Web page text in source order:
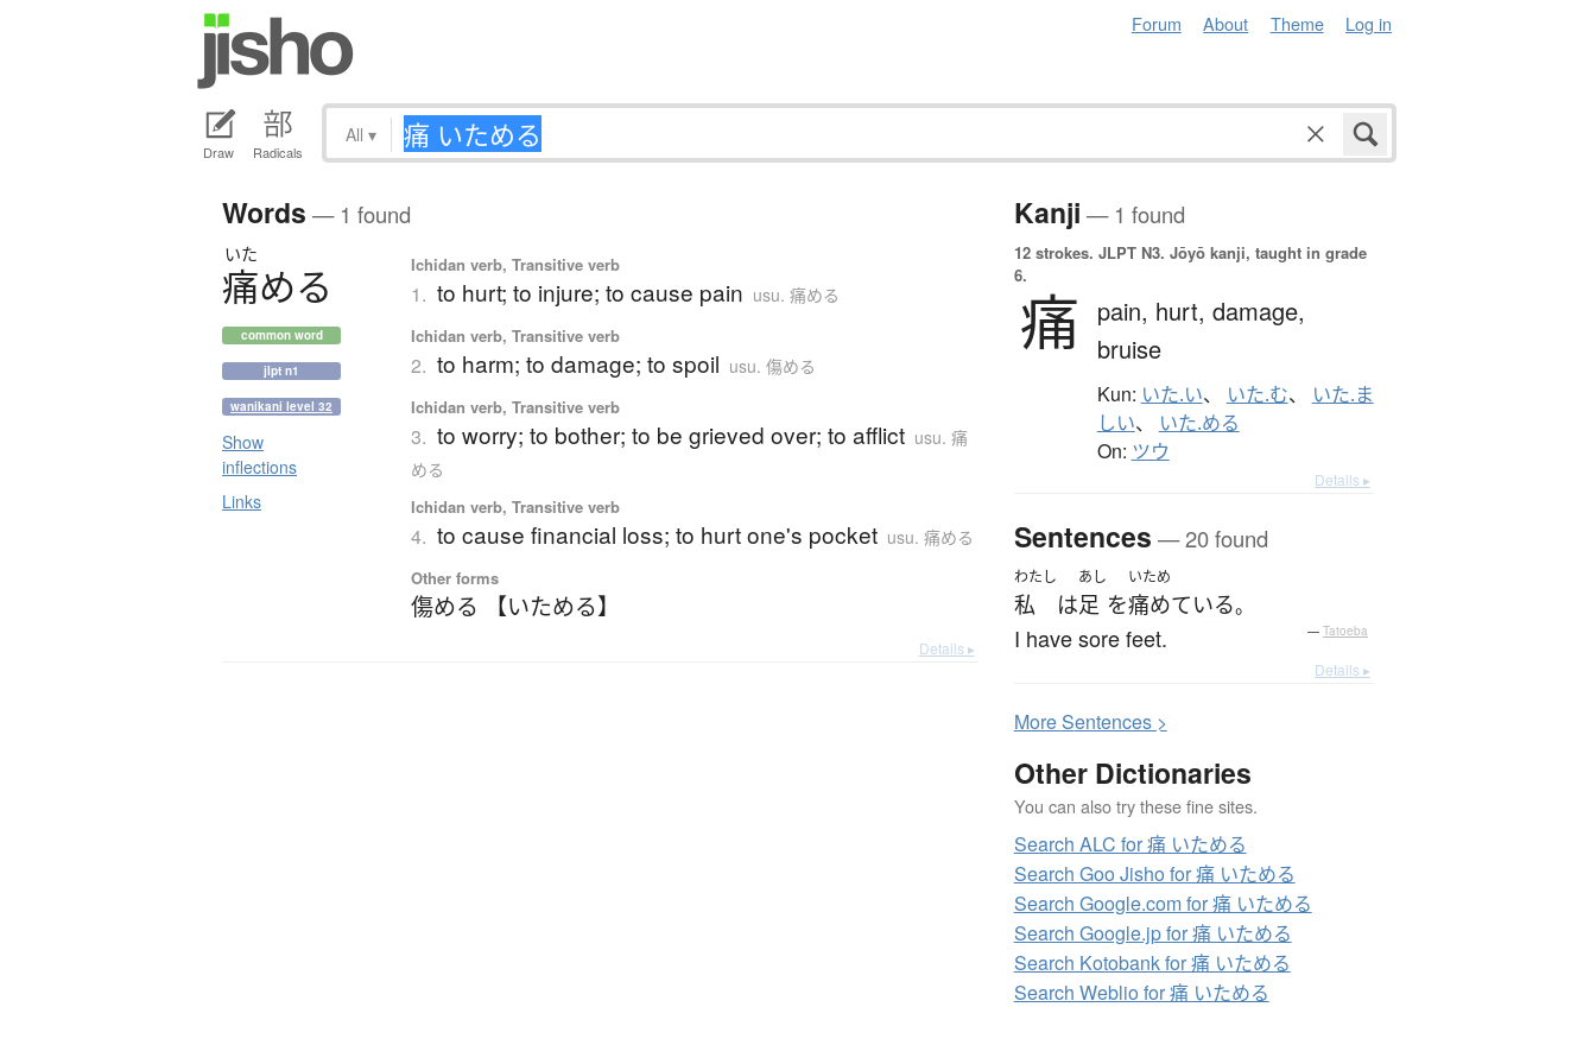
Forum About Theme Log in
Draw Radicals
All ▾
Words — 1 found
いた
痛める
common word
jlpt n1
wanikani level 32
Show
inflections
Links
Ichidan verb, Transitive verb
1. to hurt; to injure; to cause pain usu. 痛める
Ichidan verb, Transitive verb
2. to harm; to damage; to spoil usu. 傷める
Ichidan verb, Transitive verb
3. to worry; to bother; to be grieved over; to afflict usu. 痛
める
Ichidan verb, Transitive verb
4. to cause financial loss; to hurt one's pocket usu. 痛める
Other forms
傷める 【いためる】
Details ▸
Kanji — 1 found
12 strokes. JLPT N3. Jōyō kanji, taught in grade
6.
痛 pain, hurt, damage,
bruise
Kun: いた.い、 いた.む、
いた.ま
しい、 いた.める
On: ツウ
Details ▸
Sentences — 20 found
わたし
私 は
あし
足 を
いため
痛めている。
I have sore feet. — Tatoeba
Details ▸
MoreSentences >
Other Dictionaries
You can also try these fine sites.
Search ALC for 痛 いためる
Search Goo Jisho for 痛 いためる
Search Google.com for 痛 いためる
Search Google.jp for 痛 いためる
Search Kotobank for 痛 いためる
Search Weblio for 痛 いためる